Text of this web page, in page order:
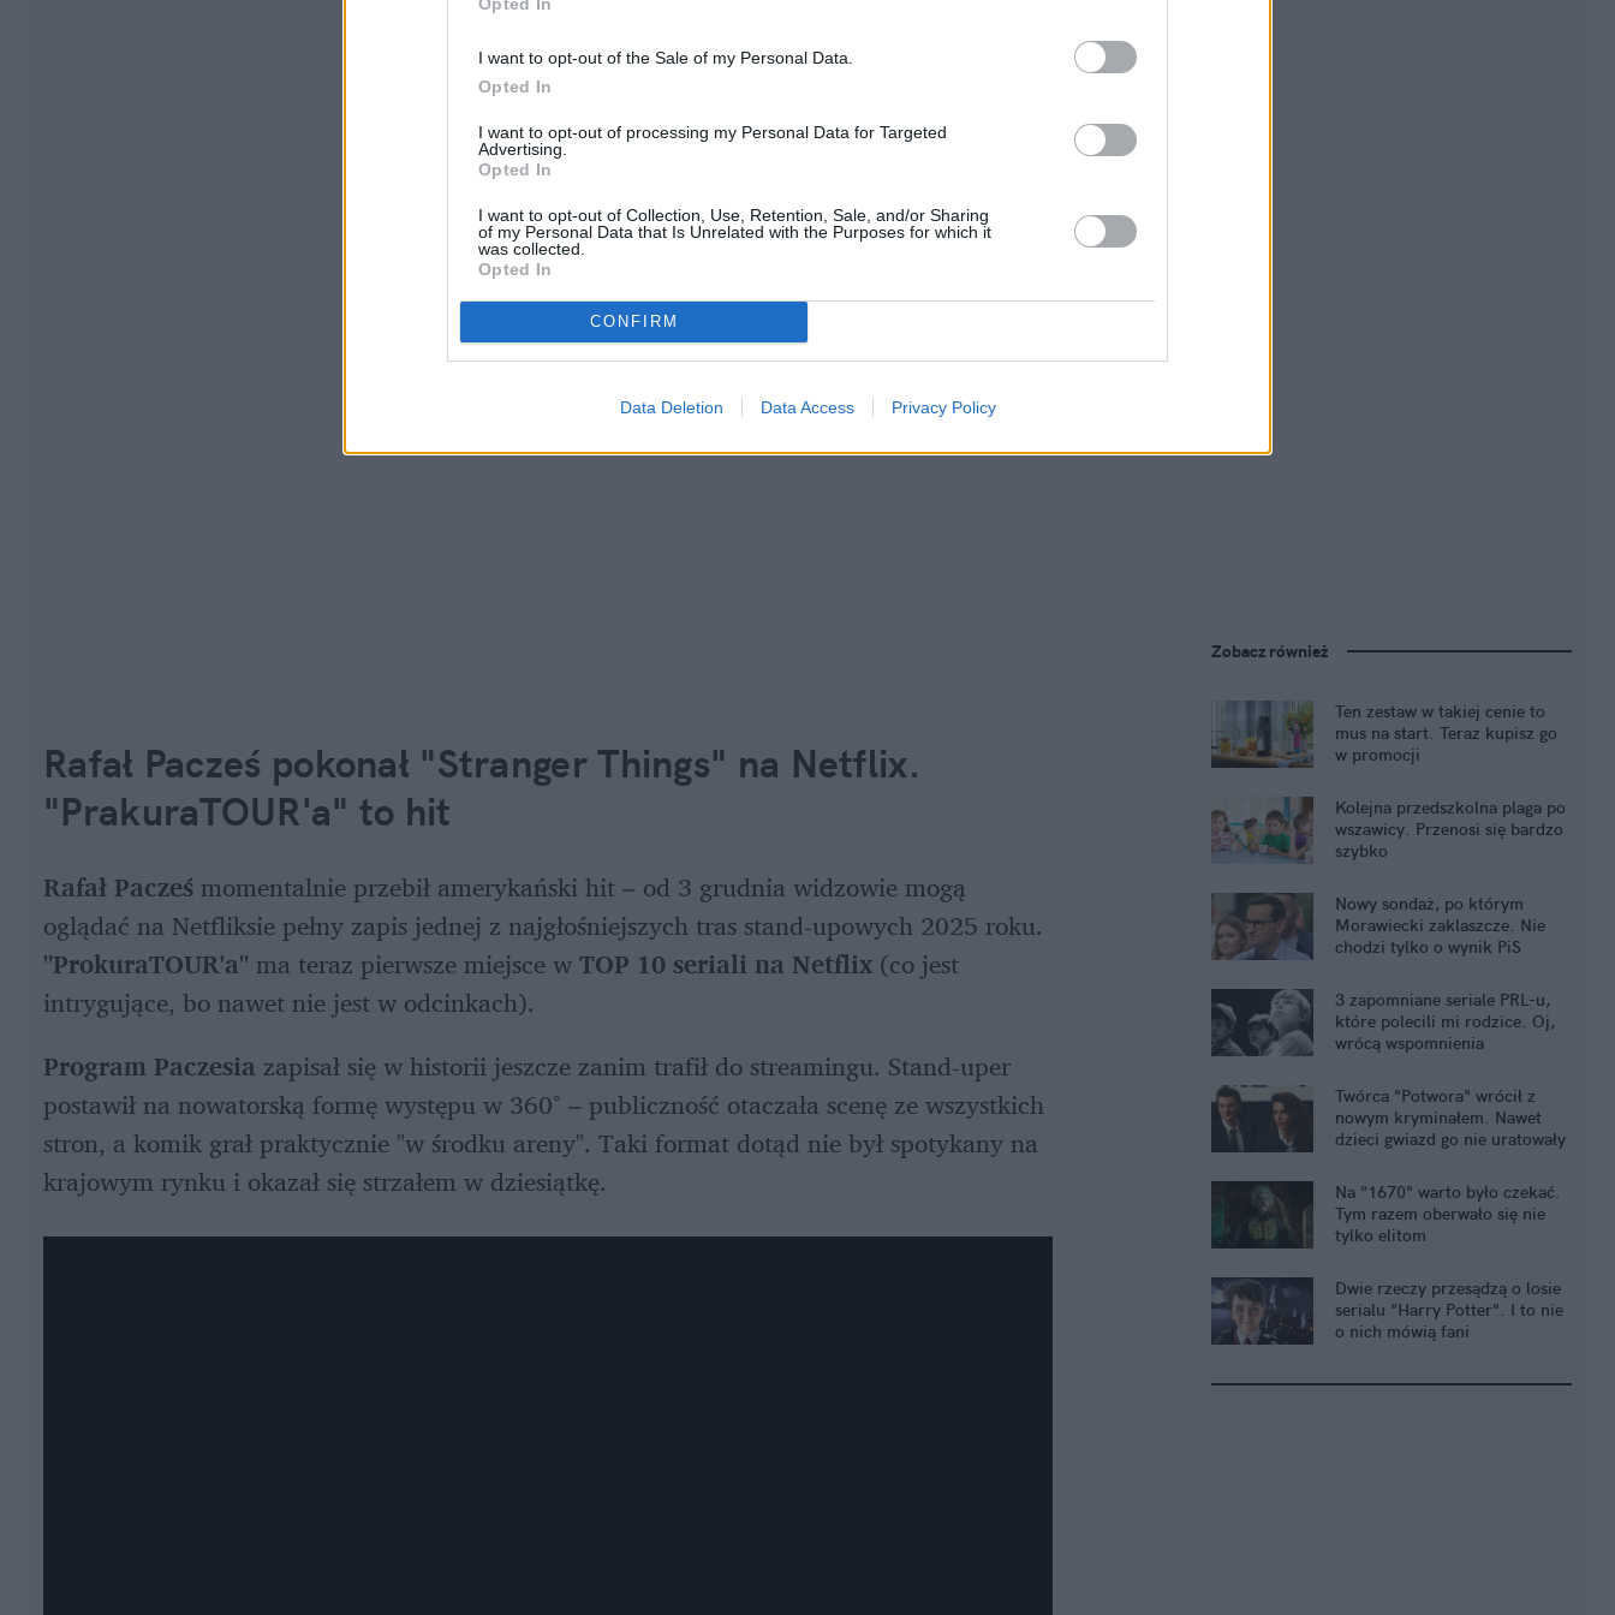
I want to opt-out of the Sale of my Personal Data.
Opted In
I want to opt-out of processing my Personal Data for Targeted
Advertising.
Opted In
I want to opt-out of Collection, Use, Retention, Sale, and/or Sharing
of my Personal Data that Is Unrelated with the Purposes for which it
was collected.
Opted In
CONFIRM
Data Deletion Data Access Privacy Policy
Rafał Pacześ pokonał "Stranger Things" na Netflix.
"PrakuraTOUR'a" to hit
Rafał Pacześ momentalnie przebił amerykański hit – od 3 grudnia widzowie mogą
"ProkuraTOUR'a" ma teraz pierwsze miejsce w TOP 10 seriali na Netflix (co jest
intrygujące, bo nawet nie jest w odcinkach).
Program Paczesia zapisał się w historii jeszcze zanim trafił do streamingu. Stand-uper
postawił na nowatorską formę występu w 360° – publiczność otaczała scenę ze wszystkich
stron, a komik grał praktycznie "w środku areny". Taki format dotąd nie był spotykany na
krajowym rynku i okazał się strzałem w dziesiątkę.
Zobacz również
Ten zestaw w takiej cenie to
mus na start. Teraz kupisz go
w promocji
Kolejna przedszkolna plaga po
wszawicy. Przenosi się bardzo
szybko
Nowy sondaż, po którym
Morawiecki zaklaszcze. Nie
chodzi tylko o wynik PiS
3 zapomniane seriale PRL-u,
które polecili mi rodzice. Oj,
wrócą wspomnienia
Twórca "Potwora" wrócił z
nowym kryminałem. Nawet
dzieci gwiazd go nie uratowały
Na "1670" warto było czekać.
Tym razem oberwało się nie
tylko elitom
Dwie rzeczy przesądzą o losie
serialu "Harry Potter". I to nie
o nich mówią fani